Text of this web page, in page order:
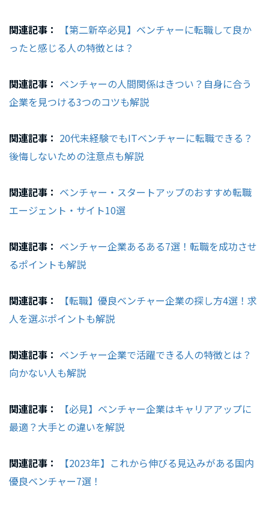
関連記事：
【第二新卒必見】ベンチャーに転職して良か
ったと感じる人の特徴とは？
関連記事： ベンチャーの人間関係はきつい？自身に合う
企業を見つける3つのコツも解説
関連記事： 20代未経験でもITベンチャーに転職できる？
後悔しないための注意点も解説
関連記事： ベンチャー・スタートアップのおすすめ転職
エージェント・サイト10選
関連記事： ベンチャー企業あるある7選！転職を成功させ
るポイントも解説
関連記事：
【転職】優良ベンチャー企業の探し方4選！求
人を選ぶポイントも解説
関連記事： ベンチャー企業で活躍できる人の特徴とは？
向かない人も解説
関連記事：
【必見】ベンチャー企業はキャリアアップに
最適？大手との違いを解説
関連記事：
【2023年】これから伸びる見込みがある国内
優良ベンチャー7選！